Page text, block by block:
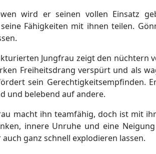
wird er seinen vollen Einsatz
Fähigkeiten mit ihnen teilen.
Jungfrau zeigt den nüchtern
Freiheitsdrang verspürt und als
sein Gerechtigkeitsempfinden.
und belebend auf andere.
macht ihn teamfähig, doch ist mit
innere Unruhe und eine
auch ganz schnell explodieren lassen.